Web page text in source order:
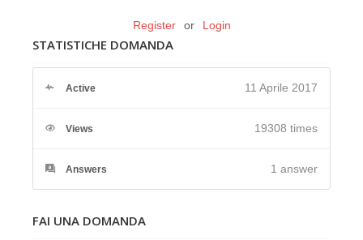
Register or Login
STATISTICHE DOMANDA
Active 11 Aprile 2017
Views 19308 times
Answers 1 answer
FAI UNA DOMANDA